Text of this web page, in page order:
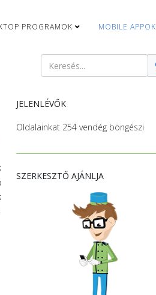
PROGRAMOK MOBILE APPOK
Keresés
JELENLÉVŐK
Oldalainkat 254 vendég böngészi
SZERKESZTŐ AJÁNLJA